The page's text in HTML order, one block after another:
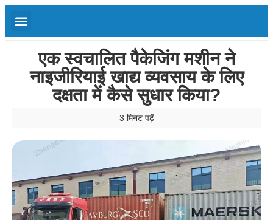
एक स्वचालित पैकेजिंग मशीन ने
नाइजीरियाई खाद्य व्यवसाय के लिए
दक्षता में कैसे सुधार किया?
3 मिनट पढ़ें